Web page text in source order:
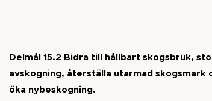
Delmål 15.2 Bidra till hållbart skogsbruk,
avskogning, återställa utarmad skogsmark
öka nybeskogning.